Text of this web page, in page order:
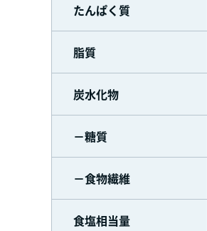
たんぱく質
脂質
炭水化物
－糖質
－食物繊維
食塩相当量